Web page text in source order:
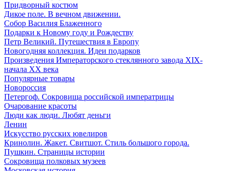
Придворный костюм
Дикое поле. В вечном движении.
Собор Василия Блаженного
Подарки к Новому году и Рождеству
Петр Великий. Путешествия в Европу
Новогодняя коллекция. Идеи подарков
Произведения Императорского стеклянного завода XIX-
начала XX века
Популярные товары
Новороссия
Петергоф. Сокровища российской императрицы
Очарование красоты
Люди как люди. Любят деньги
Ленин
Искусство русских ювелиров
Кринолин. Жакет. Свитшот. Стиль большого города.
Пушкин. Страницы истории
Сокровища полковых музеев